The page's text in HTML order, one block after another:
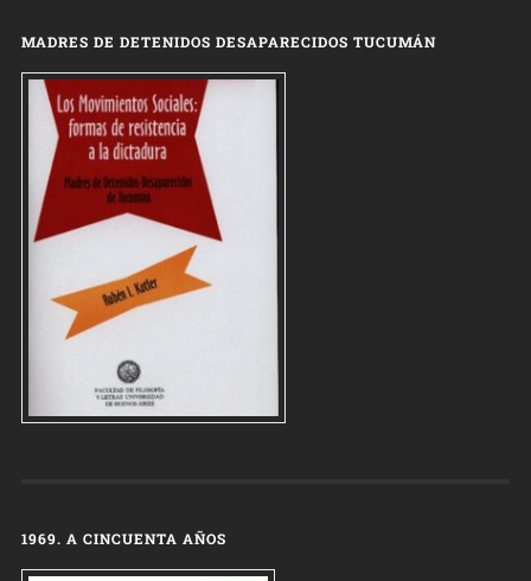
MADRES DE DETENIDOS DESAPARECIDOS TUCUMÁN
1969. A CINCUENTA AÑOS